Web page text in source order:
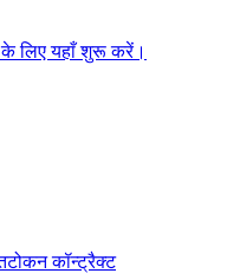
लिए यहाँ शुरू करें।
टोकन कॉन्ट्रैक्ट